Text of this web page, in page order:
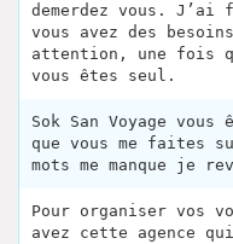
demerdez vous.
vous avez des
attention, une fois
vous êtes seul.
Sok San Voyage
que vous me faites
mots me manque je
Pour organiser vos
avez cette agence